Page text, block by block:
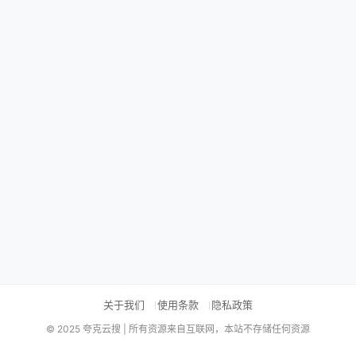
关于我们 使用条款 隐私政策
© 2025 夸克云搜 | 所有资源来自互联网，本站不存储任何资源